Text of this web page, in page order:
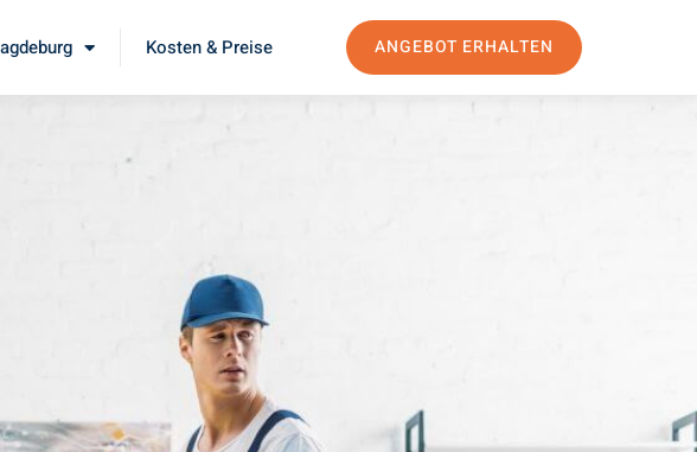
Kosten & Preise ANGEBOT ERHALTEN